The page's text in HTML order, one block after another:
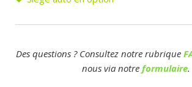
Des questions ? Consultez notre rubrique
nous via notre formulaire.